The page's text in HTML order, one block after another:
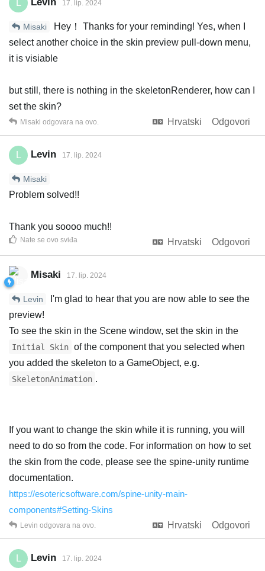
17. lip. 2024
Misaki
Hey！ Thanks for your reminding! Yes, when I
select another choice in the skin preview pull-down menu,
it is visiable
but still, there is nothing in the skeletonRenderer, how can I
set the skin?
Hrvatski
Odgovori
Misaki odgovara na ovo.
Levin 17. lip. 2024
Misaki
Problem solved!!
Thank you soooo much!!
Hrvatski
Odgovori
Nate se ovo sviđa
Misaki 17. lip. 2024
Levin
I'm glad to hear that you are now able to see the
preview!
To see the skin in the Scene window, set the skin in the
Initial Skin of the component that you selected when
you added the skeleton to a GameObject, e.g.
SkeletonAnimation .
If you want to change the skin while it is running, you will
need to do so from the code. For information on how to set
the skin from the code, please see the spine-unity runtime
documentation.
https://esotericsoftware.com/spine-unity-main-
components#Setting-Skins
Hrvatski
Odgovori
Levin odgovara na ovo.
Levin 17. lip. 2024